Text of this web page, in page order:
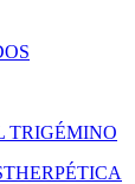
TRIGÉMINO